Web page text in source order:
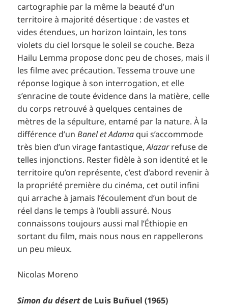
cartographie par la même la beauté d’un
territoire à majorité désertique : de vastes et
vides étendues, un horizon lointain, les tons
violets du ciel lorsque le soleil se couche. Beza
Hailu Lemma propose donc peu de choses, mais il
les filme avec précaution. Tessema trouve une
réponse logique à son interrogation, et elle
s’enracine de toute évidence dans la matière, celle
du corps retrouvé à quelques centaines de
mètres de la sépulture, entamé par la nature. À la
différence d’unBanel et Adama qui s’accommode
très bien d’un virage fantastique,Alazarrefuse de
telles injonctions. Rester fidèle à son identité et le
territoire qu’on représente, c’est d’abord revenir à
la propriété première du cinéma, cet outil infini
qui arrache à jamais l’écoulement d’un bout de
réel dans le temps à l’oubli assuré. Nous
connaissons toujours aussi mal l’Éthiopie en
sortant du film, mais nous nous en rappellerons
un peu mieux.
Nicolas Moreno
Simon du désertde Luis Buñuel (1965)